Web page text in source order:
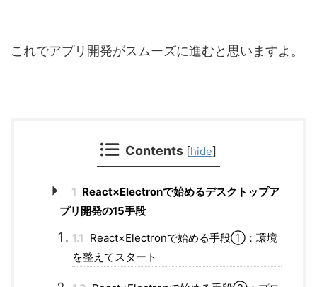
これでアプリ開発がスムーズに進むと思いますよ。
Contents [hide]
1 React×Electronで始めるデスクトップア
プリ開発の15手段
1.1 React×Electronで始める手段①：環境
を整えてスタート